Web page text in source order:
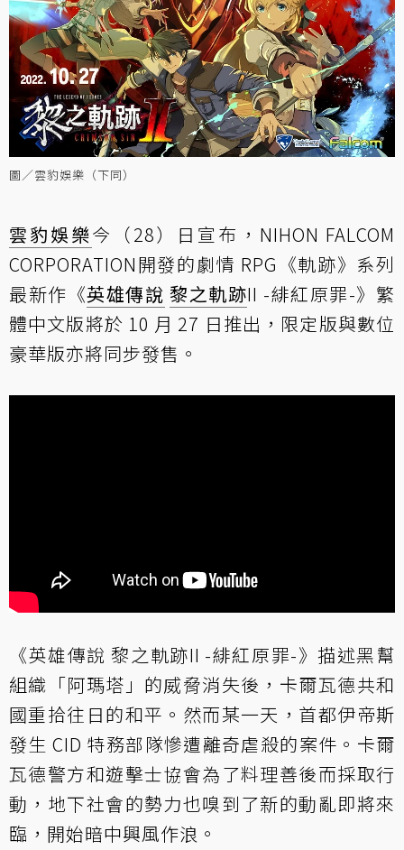
圖／雲豹娛樂（下同）
雲豹娛樂今（28）日宣布，NIHON FALCOM
CORPORATION開發的劇情 RPG《軌跡》系列
最新作《英雄傳說 黎之軌跡II -緋紅原罪-》繁
體中文版將於 10 月 27 日推出，限定版與數位
豪華版亦將同步發售。
《英雄傳說 黎之軌跡II -緋紅原罪-》描述黑幫
組織「阿瑪塔」的威脅消失後，卡爾瓦德共和
國重拾往日的和平。然而某一天，首都伊帝斯
發生 CID 特務部隊慘遭離奇虐殺的案件。卡爾
瓦德警方和遊擊士協會為了料理善後而採取行
動，地下社會的勢力也嗅到了新的動亂即將來
臨，開始暗中興風作浪。